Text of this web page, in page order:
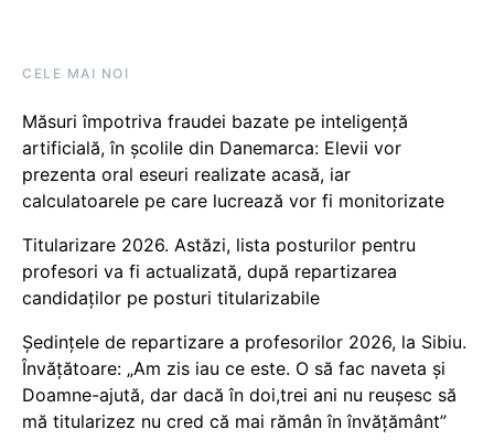
CELE MAI NOI
Măsuri împotriva fraudei bazate pe inteligență
artificială, în școlile din Danemarca: Elevii vor
prezenta oral eseuri realizate acasă, iar
calculatoarele pe care lucrează vor fi monitorizate
Titularizare 2026. Astăzi, lista posturilor pentru
profesori va fi actualizată, după repartizarea
candidaților pe posturi titularizabile
Ședințele de repartizare a profesorilor 2026, la Sibiu.
Învățătoare: „Am zis iau ce este. O să fac naveta și
Doamne-ajută, dar dacă în doi,trei ani nu reușesc să
mă titularizez nu cred că mai rămân în învățământ”